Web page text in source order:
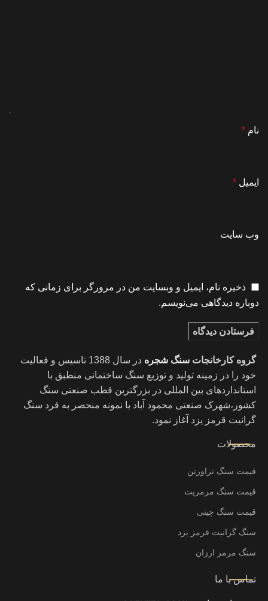
نام *
ایمیل *
وب‌ سایت
ذخیره نام، ایمیل و وبسایت من در مرورگر برای زمانی که
دوباره دیدگاهی می‌نویسم.
گروه کارخانجاتسنگ شجره
در سال 1388 تاسیس و فعالیت
خود را در زمینه تولید و توزیع سنگ ساختمانی منطبق با
استانداردهای بین المللی در بزرگترین قطب صنعتی سنگ
کشور،شهرک صنعتی محمود آباد با نمونه منحصر به فرد سنگ
گرانیت قرمز یزد آغاز نمود.
محصولات
قیمت سنگ تراورتن
قیمت سنگ مرمریت
قیمت سنگ چینی
سنگ گرانیت قرمز یزد
سنگ مرمر ارزان
تماس با ما